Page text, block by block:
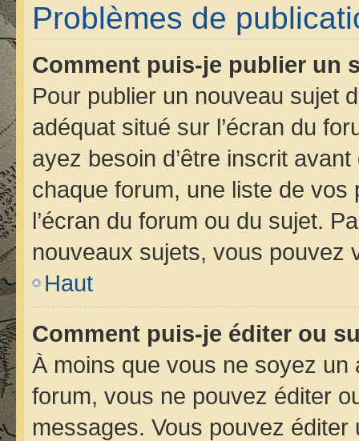
Problèmes de
Comment puis-je publier un
Pour publier un nouveau sujet
adéquat situé sur l’écran du
ayez besoin d’être inscrit
chaque forum, une liste de
l’écran du forum ou du sujet.
nouveaux sujets, vous pouvez
Haut
Comment puis-je éditer ou
À moins que vous ne soyez
forum, vous ne pouvez éditer
messages. Vous pouvez